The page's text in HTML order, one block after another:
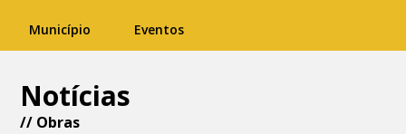
Município Eventos
Notícias
// Obras